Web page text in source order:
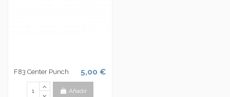
F83 Center Punch 5,00 €
Añadir